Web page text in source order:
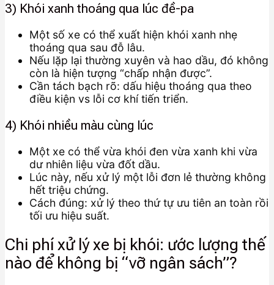
3) Khói xanh thoáng qua lúc đề-pa
Một số xe có thể xuất hiện khói xanh nhẹ
thoáng qua sau đỗ lâu.
Nếu lặp lại thường xuyên và hao dầu, đó không
còn là hiện tượng “chấp nhận được”.
Cần tách bạch rõ: dấu hiệu thoáng qua theo
điều kiện vs lỗi cơ khí tiến triển.
4) Khói nhiều màu cùng lúc
Một xe có thể vừa khói đen vừa xanh khi vừa
dư nhiên liệu vừa đốt dầu.
Lúc này, nếu xử lý một lỗi đơn lẻ thường không
hết triệu chứng.
Cách đúng: xử lý theo thứ tự ưu tiên an toàn rồi
tối ưu hiệu suất.
Chi phí xử lý xe bị khói: ước lượng thế
nào để không bị “vỡ ngân sách”?